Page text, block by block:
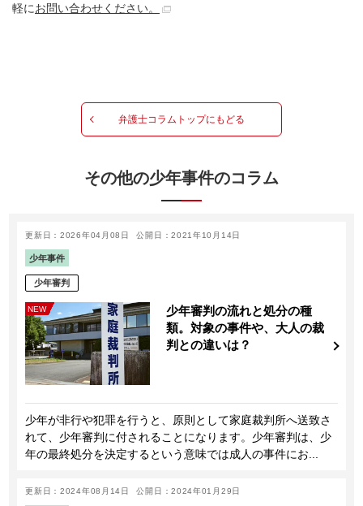
軽にお問い合わせください。
弁護士コラムトップにもどる
その他の少年事件のコラム
更新日：2026年04月08日 公開日：2021年10月14日
少年事件
少年審判
NEW
少年審判の流れと処分の種
類。対象の事件や、大人の裁
判との違いは？
少年が非行や犯罪を行うと、原則として家庭裁判所へ送致さ
れて、少年審判に付されることになります。少年審判は、少
年の最終処分を決定するという意味では成人の事件にお...
更新日：2024年08月14日 公開日：2024年01月29日